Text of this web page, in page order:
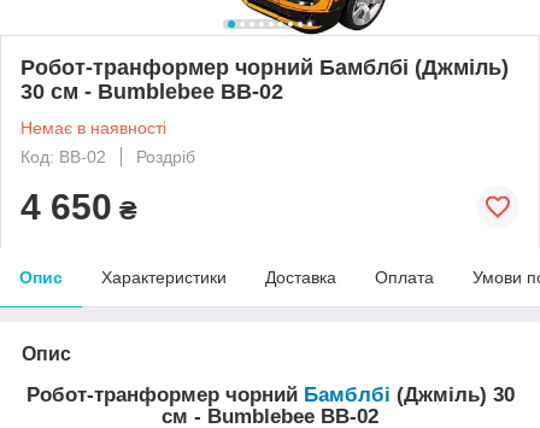
Робот-транформер чорний Бамблбі (Джміль)
30 см - Bumblebee BB-02
Немає в наявності
Код: BB-02
Роздріб
4 650 ₴
Опис Характеристики Доставка Оплата Умови
Опис
Робот-транформер чорний Бамблбі (Джміль) 30
см - Bumblebee BB-02